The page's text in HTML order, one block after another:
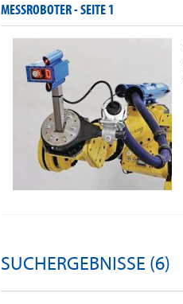
MESSROBOTER -SEITE 1
SUCHERGEBNISSE (6)